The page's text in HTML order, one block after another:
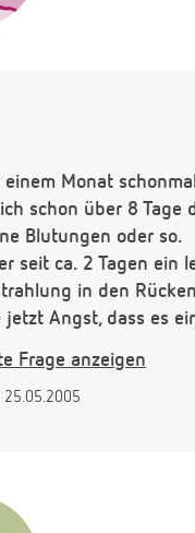
einem Monat
schon über 8 Tage
Blutungen oder so.
seit ca. 2 Tagen ein
in den
jetzt Angst, dass es
Möglichkeit einer
sehen?
Frage anzeigen
25.05.2005